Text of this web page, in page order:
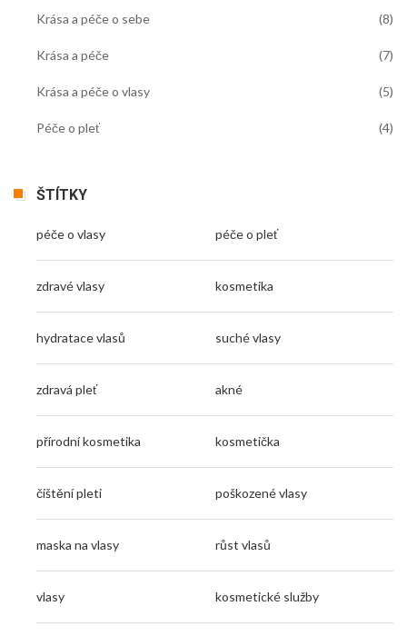
Krása a péče o sebe (8)
Krása a péče (7)
Krása a péče o vlasy (5)
Péče o pleť (4)
ŠTÍTKY
péče o vlasy péče o pleť
zdravé vlasy kosmetika
hydratace vlasů suché vlasy
zdravá pleť akné
přírodní kosmetika kosmetička
čištění pleti poškozené vlasy
maska na vlasy růst vlasů
vlasy kosmetické služby